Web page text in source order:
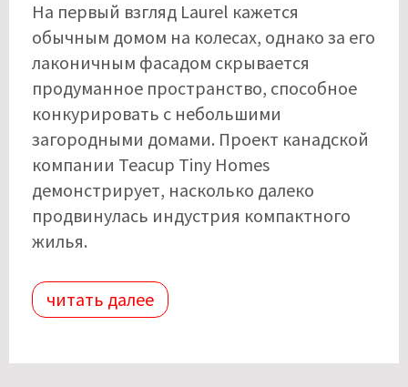
На первый взгляд Laurel кажется
обычным домом на колесах, однако за его
лаконичным фасадом скрывается
продуманное пространство, способное
конкурировать с небольшими
загородными домами. Проект канадской
компании Teacup Tiny Homes
демонстрирует, насколько далеко
продвинулась индустрия компактного
жилья.
читать далее